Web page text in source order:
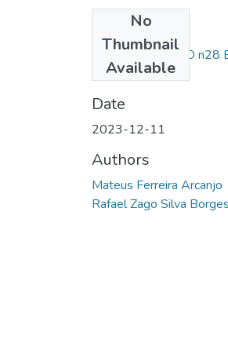
No
Thumbnail
Available
AL SD ARCANHO
(186.85 KB)
Date
2023-12-11
Authors
Mateus Ferreira Arcanjo
Rafael Zago Silva Borges